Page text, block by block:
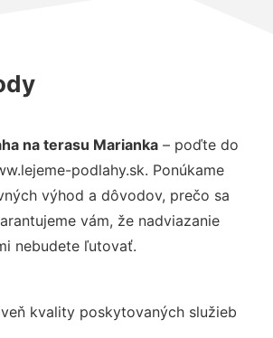
na terasu Marianka – poďte do
podlahy.sk. Ponúkame
výhod a dôvodov, prečo sa
vám, že nadviazanie
nebudete ľutovať.
kvality poskytovaných služieb